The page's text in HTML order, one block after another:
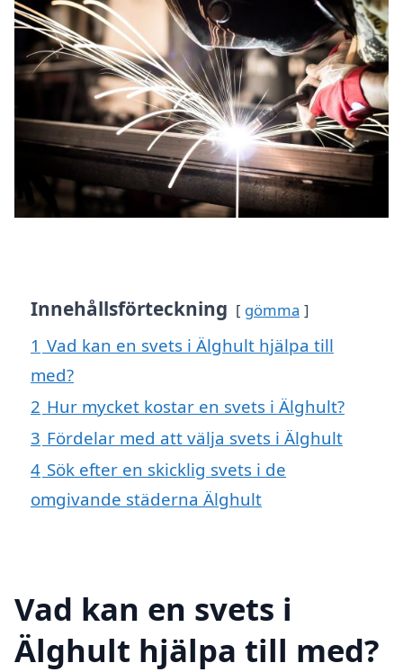
Innehållsförteckning gömma
1 Vad kan en svets i Älghult hjälpa till
med?
2 Hur mycket kostar en svets i Älghult?
3 Fördelar med att välja svets i Älghult
4 Sök efter en skicklig svets i de
omgivande städerna Älghult
Vad kan en svets i
Älghult hjälpa till med?